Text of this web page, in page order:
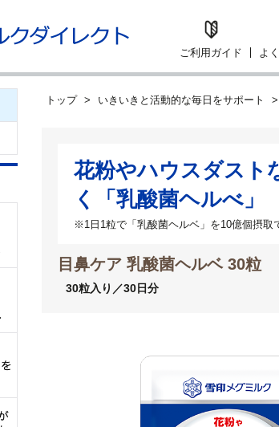
ご利用ガイド よ
トップ いきいきと活動的な毎日をサポート
花粉やハウスダスト
く「乳酸菌ヘルべ」
※1日1粒で「乳酸菌ヘルベ」を10億個摂取
目鼻ケア 乳酸菌ヘルベ 30粒
30粒入り／30日分